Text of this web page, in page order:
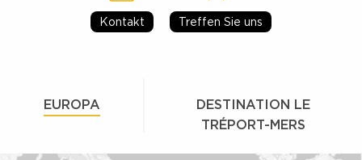
Kontakt Treffen Sie uns
EUROPA
DESTINATION LE
TRÉPORT-MERS